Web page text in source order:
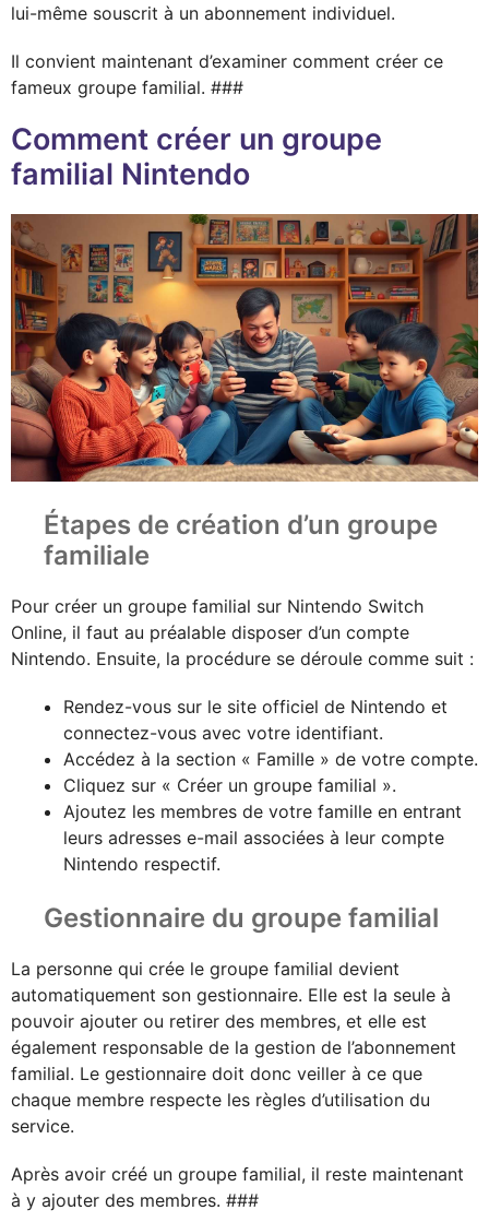
lui-même souscrit à un abonnement individuel.
Il convient maintenant d’examiner comment créer ce
fameux groupe familial. ###
Comment créer un groupe
familial Nintendo
Étapes de création d’un groupe
familiale
Pour créer un groupe familial sur Nintendo Switch
Online, il faut au préalable disposer d’un compte
Nintendo. Ensuite, la procédure se déroule comme suit :
Rendez-vous sur le site officiel de Nintendo et
connectez-vous avec votre identifiant.
Accédez à la section « Famille » de votre compte.
Cliquez sur « Créer un groupe familial ».
Ajoutez les membres de votre famille en entrant
leurs adresses e-mail associées à leur compte
Nintendo respectif.
Gestionnaire du groupe familial
La personne qui crée le groupe familial devient
automatiquement son gestionnaire. Elle est la seule à
pouvoir ajouter ou retirer des membres, et elle est
également responsable de la gestion de l’abonnement
familial. Le gestionnaire doit donc veiller à ce que
chaque membre respecte les règles d’utilisation du
service.
Après avoir créé un groupe familial, il reste maintenant
à y ajouter des membres. ###